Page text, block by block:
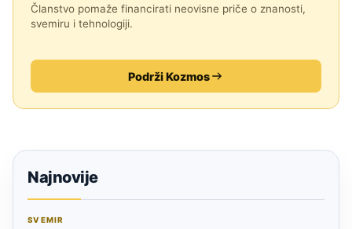
Članstvo pomaže financirati neovisne priče o znanosti,
svemiru i tehnologiji.
Podrži Kozmos
Najnovije
SVEMIR